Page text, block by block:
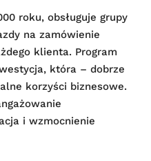
roku, obsługuje grupy
na zamówienie
klienta. Program
która – dobrze
korzyści biznesowe.
i wzmocnienie